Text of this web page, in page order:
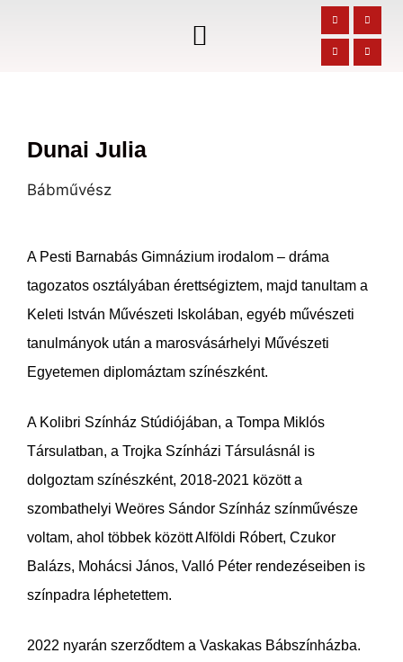
Dunai Julia
Bábművész
A Pesti Barnabás Gimnázium irodalom – dráma
tagozatos osztályában érettségiztem, majd tanultam a
Keleti István Művészeti Iskolában, egyéb művészeti
tanulmányok után a marosvásárhelyi Művészeti
Egyetemen diplomáztam színészként.
A Kolibri Színház Stúdiójában, a Tompa Miklós
Társulatban, a Trojka Színházi Társulásnál is
dolgoztam színészként, 2018-2021 között a
szombathelyi Weöres Sándor Színház színművésze
voltam, ahol többek között Alföldi Róbert, Czukor
Balázs, Mohácsi János, Valló Péter rendezéseiben is
színpadra léphetettem.
2022 nyarán szerződtem a Vaskakas Bábszínházba.